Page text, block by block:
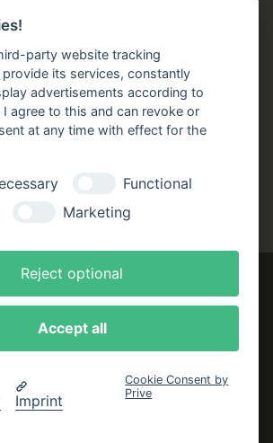
online
YouTubeTikTok
party website tracking
its services, constantly
advertisements according to
agree to this and can revoke or
at any time with effect for the
Functional
Marketing
Reject optional
Accept all
Imprint
Cookie Consent by
Prive